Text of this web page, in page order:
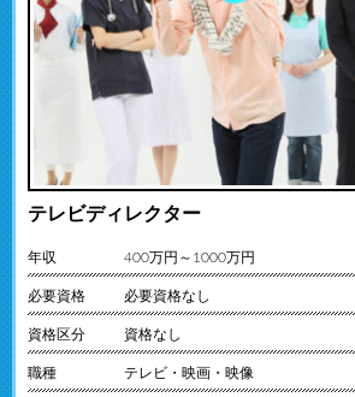
テレビディレクター
年収 400万円～1000万円
必要資格 必要資格なし
資格区分 資格なし
職種 テレビ・映画・映像